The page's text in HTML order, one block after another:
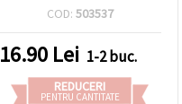
COD: 503537
16.90 Lei 1-2 buc.
REDUCERI
PENTRU CANTITATE